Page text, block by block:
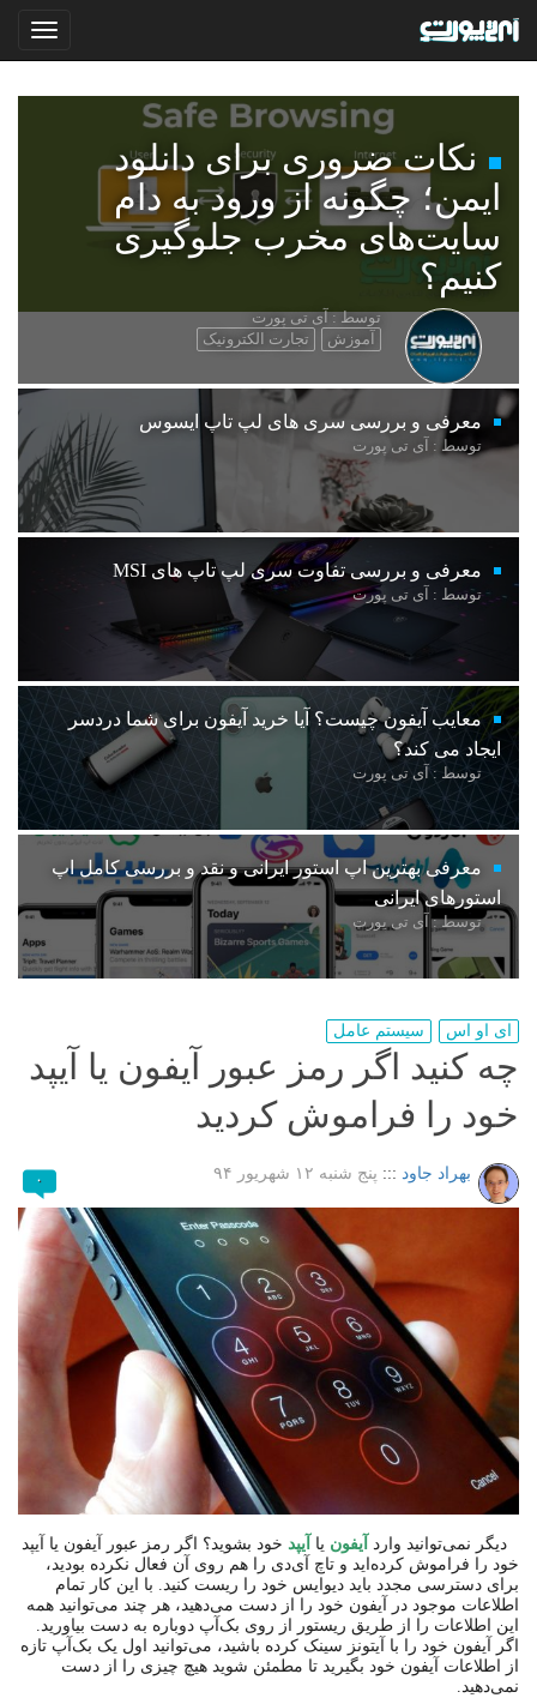
نکات ضروری برای دانلود
ایمن؛ چگونه از ورود به دام
سایت‌های مخرب جلوگیری
کنیم؟
توسط : آی تی پورت
آموزش
تجارت الکترونیک
معرفی و بررسی سری های لپ تاپ ایسوس
توسط : آی تی پورت
معرفی و بررسی تفاوت سری لپ تاپ های MSI
توسط : آی تی پورت
معایب آیفون چیست؟ آیا خرید آیفون برای شما دردسر
ایجاد می کند؟
توسط : آی تی پورت
معرفی بهترین اپ استور ایرانی و نقد و بررسی کامل اپ
استورهای ایرانی
توسط : آی تی پورت
ای او اس سیستم عامل
چه کنید اگر رمز عبور آیفون یا آیپد
خود را فراموش کردید
بهراد جاود ::: پنج شنبه ۱۲ شهریور ۹۴ ۰
دیگر نمی‌توانید وارد آیفون یا آیپد خود بشوید؟ اگر رمز عبور آیفون یا آیپد
خود را فراموش کرده‌اید و تاچ آی‌دی را هم روی آن فعال نکرده بودید،
برای دسترسی مجدد باید دیوایس خود را ریست کنید. با این کار تمام
اطلاعات موجود در آیفون خود را از دست می‌دهید، هر چند می‌توانید همه
این اطلاعات را از طریق ریستور از روی بک‌آپ دوباره به دست بیاورید.
اگر آیفون خود را با آیتونز سینک کرده باشید، می‌توانید اول یک بک‌آپ تازه
از اطلاعات آیفون خود بگیرید تا مطمئن شوید هیچ چیزی را از دست
نمی‌دهید.